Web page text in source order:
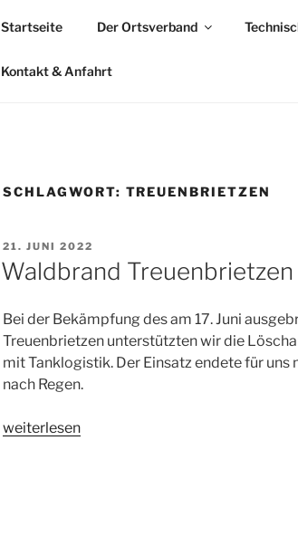
Startseite Der Ortsverband
Kontakt & Anfahrt
SCHLAGWORT: TREUENBRIETZEN
VERÖFFENTLICHT
AM
21. JUNI 2022
Waldbrand Treuenbrietzen
Bei der Bekämpfung des am 17. Juni
Treuenbrietzen unterstützten wir die
mit Tanklogistik. Der Einsatz endete für
nach Regen.
„Waldbrand
weiterlesen